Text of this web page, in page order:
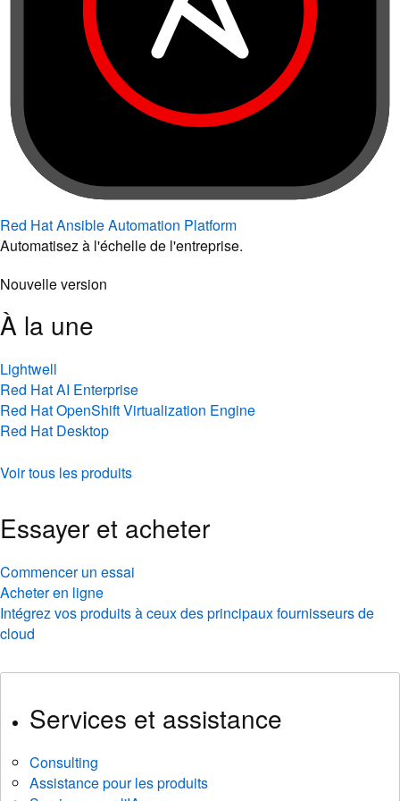
Red Hat Ansible Automation Platform
Automatisez à l'échelle de l'entreprise.
Nouvelle version
À la une
Lightwell
Red Hat AI Enterprise
Red Hat OpenShift Virtualization Engine
Red Hat Desktop
Voir tous les produits
Essayer et acheter
Commencer un essai
Acheter en ligne
Intégrez vos produits à ceux des principaux fournisseurs de
cloud
Services et assistance
Consulting
Assistance pour les produits